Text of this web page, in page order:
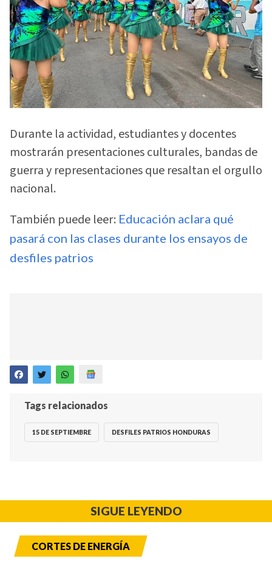
Durante la actividad, estudiantes y docentes
mostrarán presentaciones culturales, bandas de
guerra y representaciones que resaltan el orgullo
nacional.
También puede leer: Educación aclara qué
pasará con las clases durante los ensayos de
desfiles patrios
Tags relacionados
15 DE SEPTIEMBRE DESFILES PATRIOS HONDURAS
SIGUE LEYENDO
CORTES DE ENERGÍA